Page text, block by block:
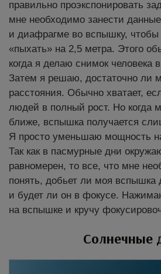
правильно проэкспонировать
мне необходимо занести
и диафрагме во вспышку, чтобы
«пыхать» на 2,5 метра. Этого
когда я делаю снимок человека
Затем я решаю, достаточно ли
расстояния. Обычно хватает,
людей в полный рост. Но когда
ближе, вспышка получается
Я просто уменьшаю мощность
Так как в пасмурные дни
равномерен, то все, что мне
понять, добьет ли моя вспышка
и будет ли он в фокусе.
на вспышке и кручу
Солнечные